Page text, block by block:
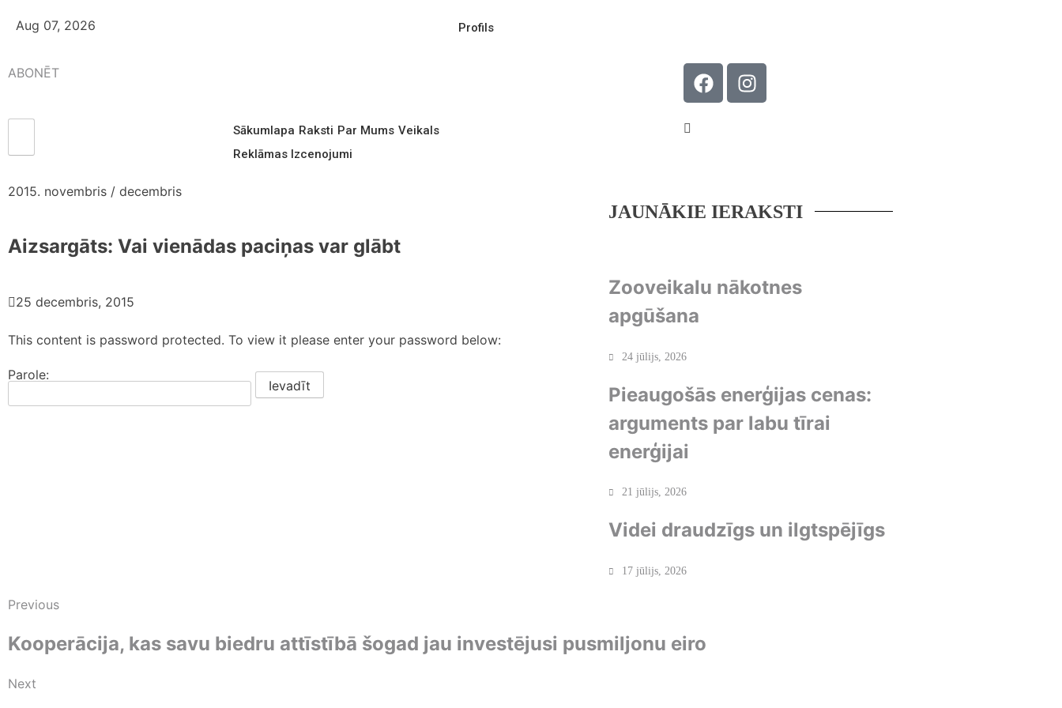
Aug 07, 2026 Profils
ABONĒT
Sākumlapa Raksti Par Mums Veikals
Reklāmas Izcenojumi
2015. novembris / decembris
Aizsargāts: Vai vienādas paciņas var glābt
25 decembris, 2015
This content is password protected. To view it please enter your password below:
Parole:
JAUNĀKIE IERAKSTI
Zooveikalu nākotnes
apgūšana
24 jūlijs, 2026
Pieaugošās enerģijas cenas:
arguments par labu tīrai
enerģijai
21 jūlijs, 2026
Videi draudzīgs un ilgtspējīgs
17 jūlijs, 2026
Previous
Kooperācija, kas savu biedru attīstībā šogad jau investējusi pusmiljonu eiro
Next